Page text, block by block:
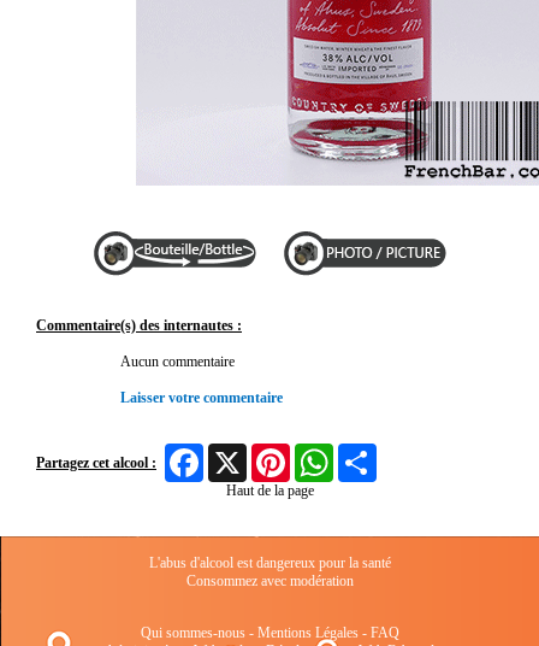
Commentaire(s) des internautes :
Aucun commentaire
Laisser votre commentaire
Partagez cet alcool :
Facebook
X PinterestWhatsApp
Haut de la page
L'abus d'alcool est dangereux pour la santé
Consommez avec modération
Qui sommes-nous- Mentions Légales- FAQ